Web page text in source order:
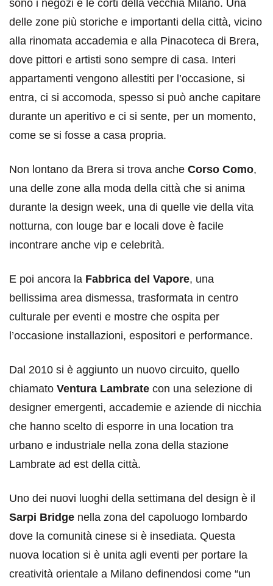
sono i negozi e le corti della vecchia Milano. Una
delle zone più storiche e importanti della città, vicino
alla rinomata accademia e alla Pinacoteca di Brera,
dove pittori e artisti sono sempre di casa. Interi
appartamenti vengono allestiti per l’occasione, si
entra, ci si accomoda, spesso si può anche capitare
durante un aperitivo e ci si sente, per un momento,
come se si fosse a casa propria.
Non lontano da Brera si trova anche Corso Como,
una delle zone alla moda della città che si anima
durante la design week, una di quelle vie della vita
notturna, con louge bar e locali dove è facile
incontrare anche vip e celebrità.
E poi ancora la Fabbrica del Vapore, una
bellissima area dismessa, trasformata in centro
culturale per eventi e mostre che ospita per
l’occasione installazioni, espositori e performance.
Dal 2010 si è aggiunto un nuovo circuito, quello
chiamato Ventura Lambrate con una selezione di
designer emergenti, accademie e aziende di nicchia
che hanno scelto di esporre in una location tra
urbano e industriale nella zona della stazione
Lambrate ad est della città.
Uno dei nuovi luoghi della settimana del design è il
Sarpi Bridge nella zona del capoluogo lombardo
dove la comunità cinese si è insediata. Questa
nuova location si è unita agli eventi per portare la
creatività orientale a Milano definendosi come “un